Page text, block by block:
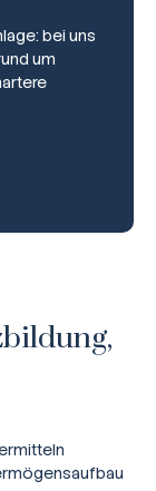
bei uns
um